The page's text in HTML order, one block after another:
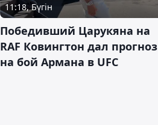
11:18, Бүгін
Победивший Царукяна на
RAF Ковингтон дал прогноз
на бой Армана в UFC